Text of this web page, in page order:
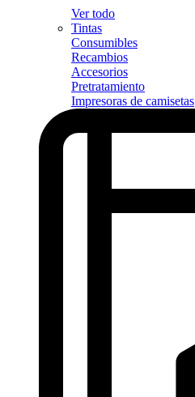
Ver todo
Tintas
Consumibles
Recambios
Accesorios
Pretratamiento
Impresoras de camisetas